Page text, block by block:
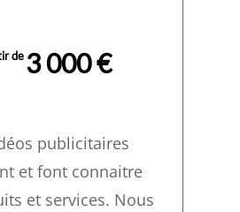
de3 000 €
publicitaires
et font connaitre
et services. Nous